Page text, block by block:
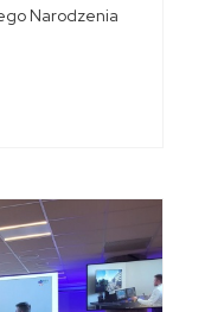
Narodzenia